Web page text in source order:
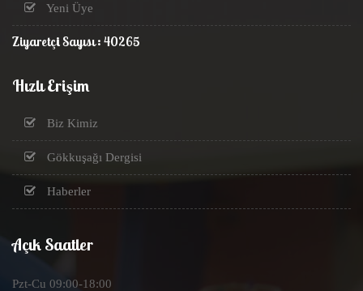
Yeni Üye
Ziyaretçi Sayısı : 40265
Hızlı Erişim
Biz Kimiz
Gökkuşağı Dergisi
Haberler
Açık Saatler
Pzt-Cu 09:00-18:00